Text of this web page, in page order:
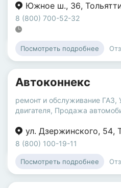
Южное ш., 36,
8 (800) 700-52-32
Посмотреть подробнее
Автоконнекс
ремонт и обслуживание ГАЗ,
двигателя, Продажа
ул. Дзержинского, 54,
8 (800) 100-19-11
Посмотреть подробнее